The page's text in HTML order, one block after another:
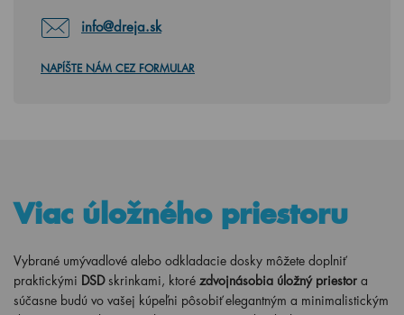
info@dreja.sk
NAPÍŠTE NÁM CEZ FORMULAR
Viac úložného priestoru
Vybrané umývadlové alebo odkladacie dosky môžete doplniť
praktickými DSDskrinkami, ktoré zdvojnásobia úložný priestor a
súčasne budú vo vašej kúpeľni pôsobiť elegantným a minimalistickým